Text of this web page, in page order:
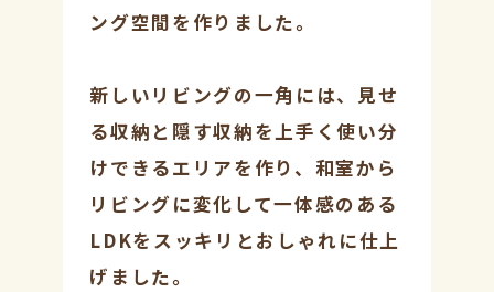
ング空間を作りました。
新しいリビングの一角には、見せ
る収納と隠す収納を上手く使い分
けできるエリアを作り、和室から
リビングに変化して一体感のある
LDKをスッキリとおしゃれに仕上
げました。